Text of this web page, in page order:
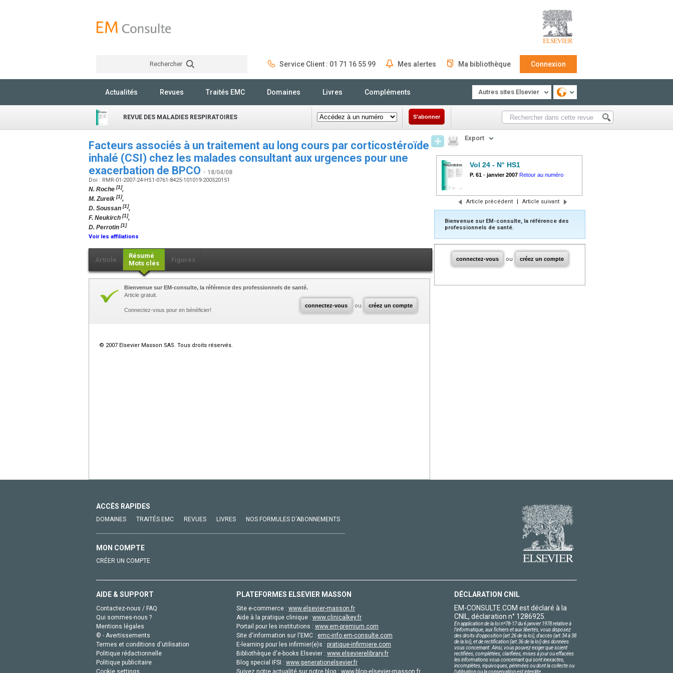
Rechercher Service Client : 01 71 16 55 99 Mes alertes Ma bibliothèque Connexion
Actualités Revues Traités EMC Domaines Livres Compléments Autres sites Elsevier
REVUE DES MALADIES RESPIRATOIRES S'abonner
Facteurs associés à un traitement au long cours par corticostéroïde
inhalé (CSI) chez les malades consultant aux urgences pour une
exacerbation de BPCO - 18/04/08
Doi : RMR-01-2007-24-HS1-0761-8425-101019-200520151
N. Roche [1],
M. Zureik [1],
D. Soussan [1],
F. Neukirch [1],
D. Perrotin [1]
Voir les affiliations
Article
Résumé
Mots clés
Figures
connectez-vous ou créez un compte
Bienvenue sur EM-consulte, la référence des professionnels de santé.
Article gratuit.
Connectez-vous pour en bénéficier!
© 2007 Elsevier Masson SAS. Tous droits réservés.
Export
Vol 24 - N° HS1
P. 61 - janvier 2007 Retour au numéro
Article précédent | Article suivant
Bienvenue sur EM-consulte, la référence des
professionnels de santé.
connectez-vous ou créez un compte
ACCÈS RAPIDES
DOMAINES TRAITÉS EMC REVUES LIVRES NOS FORMULES D'ABONNEMENTS
MON COMPTE
CRÉER UN COMPTE
AIDE & SUPPORT
Contactez-nous / FAQ
Qui sommes-nous ?
Mentions légales
© - Avertissements
Termes et conditions d'utilisation
Politique rédactionnelle
Politique publicitaire
Cookie settings
PLATEFORMES ELSEVIER MASSON
Site e-commerce : www.elsevier-masson.fr
Aide à la pratique clinique : www.clinicalkey.fr
Portail pour les institutions : www.em-premium.com
Site d'information sur l'EMC : emc-info.em-consulte.com
E-learning pour les infirmier(e)s : pratique-infirmiere.com
Bibliothèque d'e-books Elsevier : www.elsevierelibrary.fr
Blog special IFSI : www.generationelsevier.fr
Suivez notre actualité sur notre blog : www.blog-elsevier-masson.fr
DÉCLARATION CNIL
EM-CONSULTE.COM est déclaré à la
CNIL, déclaration n° 1286925.
En application de la loi nº78-17 du 6 janvier 1978 relative à
l'informatique, aux fichiers et aux libertés, vous disposez
des droits d'opposition (art.26 de la loi), d'accès (art.34 à 38
de la loi), et de rectification (art.36 de la loi) des données
vous concernant. Ainsi, vous pouvez exiger que soient
rectifiées, complétées, clarifiées, mises à jour ou effacées
les informations vous concernant qui sont inexactes,
incomplètes, équivoques, périmées ou dont la collecte ou
l'utilisation ou la conservation est interdite.